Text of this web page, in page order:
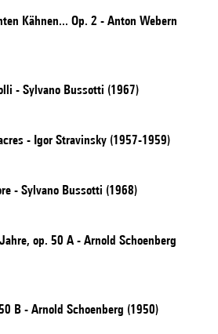
Kähnen... Op. 2 - Anton Webern
- Sylvano Bussotti (1967)
- Igor Stravinsky (1957-1959)
- Sylvano Bussotti (1968)
op. 50 A - Arnold Schoenberg
B - Arnold Schoenberg (1950)